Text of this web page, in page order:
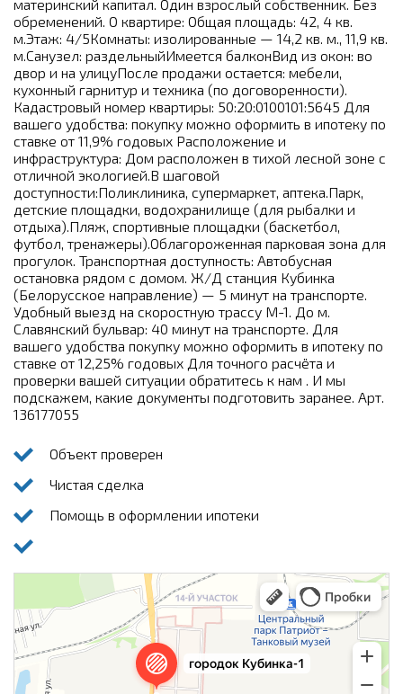
материнский капитал. Один взрослый собственник. Без
обременений. О квартире: Общая площадь: 42, 4 кв.
м.Этаж: 4/5Комнаты: изолированные — 14,2 кв. м., 11,9 кв.
м.Санузел: раздельныйИмеется балконВид из окон: во
двор и на улицуПосле продажи остается: мебели,
кухонный гарнитур и техника (по договоренности).
Кадастровый номер квартиры: 50:20:0100101:5645 Для
вашего удобства: покупку можно оформить в ипотеку по
ставке от 11,9% годовых Расположение и
инфраструктура: Дом расположен в тихой лесной зоне с
отличной экологией.В шаговой
доступности:Поликлиника, супермаркет, аптека.Парк,
детские площадки, водохранилище (для рыбалки и
отдыха).Пляж, спортивные площадки (баскетбол,
футбол, тренажеры).Облагороженная парковая зона для
прогулок. Транспортная доступность: Автобусная
остановка рядом с домом. Ж/Д станция Кубинка
(Белорусское направление) — 5 минут на транспорте.
Удобный выезд на скоростную трассу М-1. До м.
Славянский бульвар: 40 минут на транспорте. Для
вашего удобства покупку можно оформить в ипотеку по
ставке от 12,25% годовых Для точного расчёта и
проверки вашей ситуации обратитесь к нам . И мы
подскажем, какие документы подготовить заранее. Арт.
136177055
Объект проверен
Чистая сделка
Помощь в оформлении ипотеки